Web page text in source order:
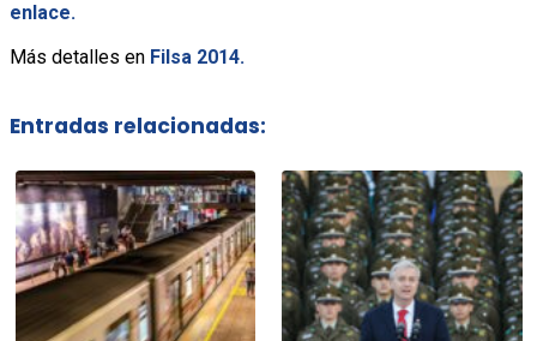
enlace.
Más detalles en Filsa 2014.
Entradas relacionadas: